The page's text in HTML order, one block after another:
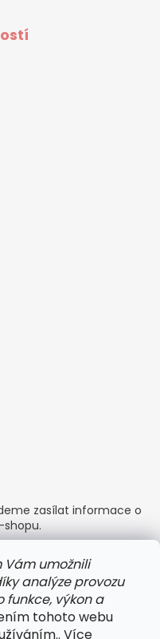
Vám umožnili
analýze provozu
funkce, výkon a
tohoto webu
Více
zasílat informace o
podmínkami ochrany